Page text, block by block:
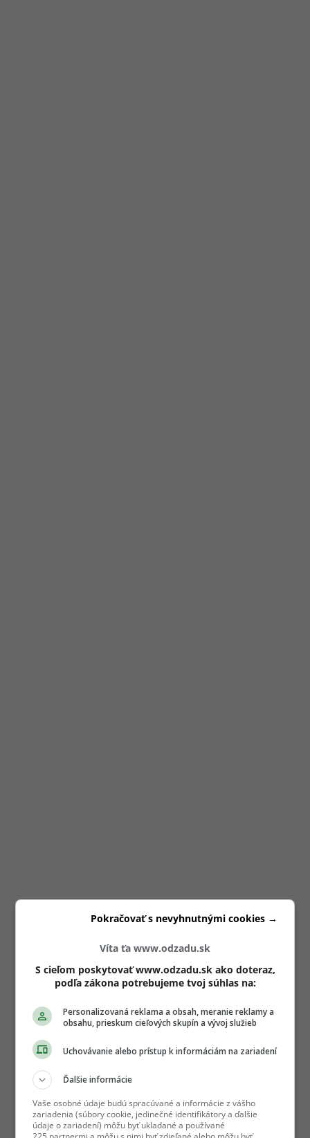
Víta ťa www.odzadu.sk
S cieľom poskytovať www.odzadu.sk ako doteraz,
podľa zákona potrebujeme tvoj súhlas na:
Personalizovaná reklama a obsah, meranie reklamy a
obsahu, prieskum cieľových skupín a vývoj služieb
Uchovávanie alebo prístup k informáciám na zariadení
Ďalšie informácie
Vaše osobné údaje budú spracúvané a informácie z vášho
zariadenia (súbory cookie, jedinečné identifikátory a ďalšie
údaje o zariadení) môžu byť ukladané a používané
Pokračovať s nevyhnutnými cookies →